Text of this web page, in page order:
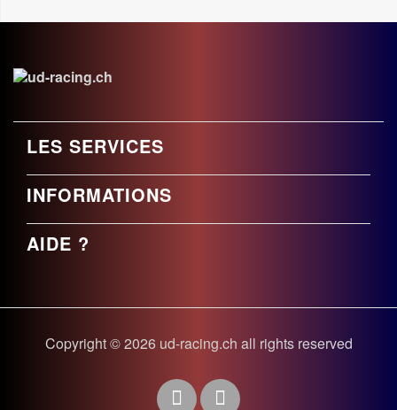
LES SERVICES
INFORMATIONS
AIDE ?
Copyright © 2026 ud-racing.ch all rights reserved